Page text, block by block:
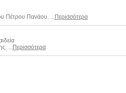
Πέτρου Πανάου. ...Περισσότερα
...Περισσότερα